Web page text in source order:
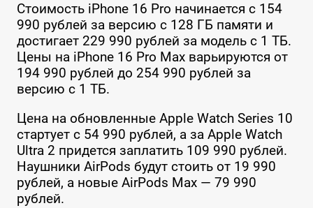
Стоимость iPhone 16 Pro начинается с 154
990 рублей за версию с 128 ГБ памяти и
достигает 229 990 рублей за модель с 1 ТБ.
Цены на iPhone 16 Pro Max варьируются от
194 990 рублей до 254 990 рублей за
версию с 1 ТБ.
Цена на обновленные Apple Watch Series 10
стартует с 54 990 рублей, а за Apple Watch
Ultra 2 придется заплатить 109 990 рублей.
Наушники AirPods будут стоить от 19 990
рублей, а новые AirPods Max — 79 990
рублей.